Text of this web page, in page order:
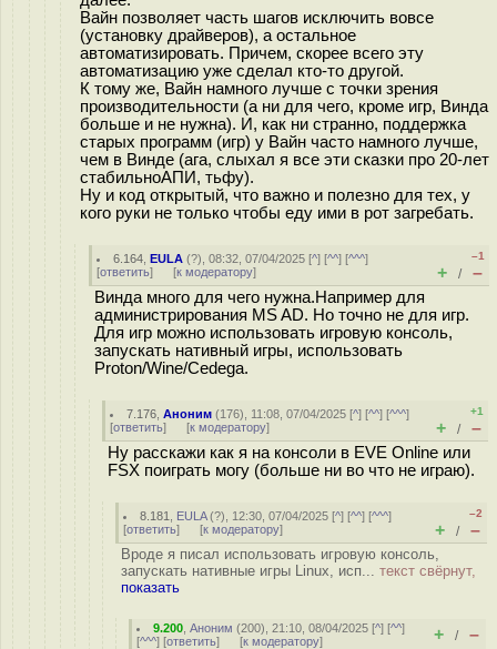
Вайн позволяет часть шагов исключить вовсе
(установку драйверов), а остальное
автоматизировать. Причем, скорее всего эту
автоматизацию уже сделал кто-то другой.
К тому же, Вайн намного лучше с точки зрения
производительности (а ни для чего, кроме игр, Винда
больше и не нужна). И, как ни странно, поддержка
старых программ (игр) у Вайн часто намного лучше,
чем в Винде (ага, слыхал я все эти сказки про 20-лет
стабильноАПИ, тьфу).
Ну и код открытый, что важно и полезно для тех, у
кого руки не только чтобы еду ими в рот загребать.
6.164 ,EULA (?), 08:32, 07/04/2025 [^] [^^] [^^^]
[ответить] [к модератору]
–1
+ / –
Винда много для чего нужна.Например для
администрирования MS AD. Но точно не для игр.
Для игр можно использовать игровую консоль,
запускать нативный игры, использовать
Proton/Wine/Cedega.
7.176 ,Аноним (176), 11:08, 07/04/2025 [^] [^^] [^^^]
[ответить] [к модератору]
+1
+ / –
Ну расскажи как я на консоли в EVE Online или
FSX поиграть могу (больше ни во что не играю).
8.181 EULA(?), 12:30, 07/04/2025 [^] [^^] [^^^]
[ответить] [к модератору]
–2
+ / –
Вроде я писал использовать игровую консоль,
запускать нативные игры Linux, исп... текст свёрнут,
показать
9.200 ,Аноним (200), 21:10, 08/04/2025 [^] [^^]
[^^^] [ответить] [к модератору] + / –